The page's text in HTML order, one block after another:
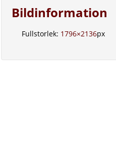
Bildinformation
Fullstorlek: 1796×2136px